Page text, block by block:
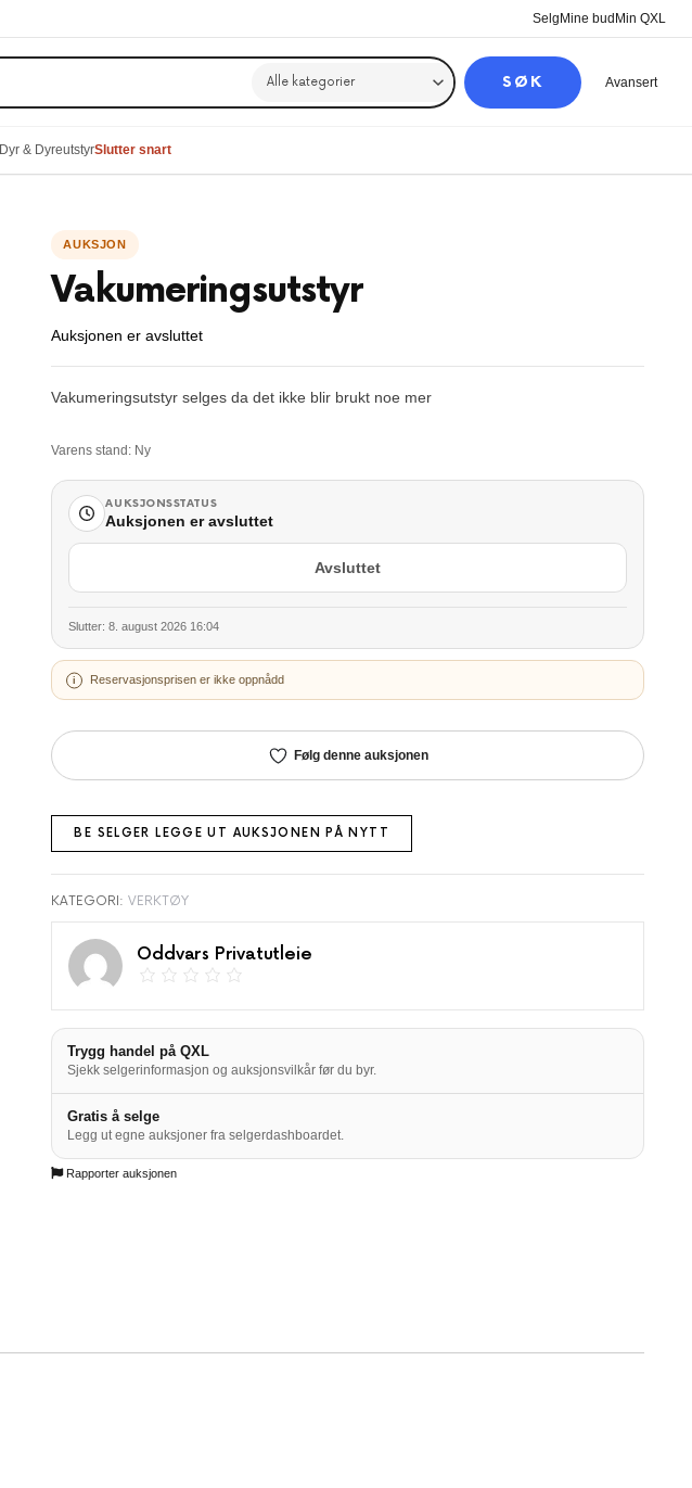
SelgMine budMin QXL
SØK Avansert
Dyr & DyreutstyrSlutter snart
Vakumeringsutstyr
Auksjonen er avsluttet
Vakumeringsutstyr selges da det ikke blir brukt noe mer
Varens stand: Ny
AUKSJONSSTATUS
Auksjonen er avsluttet
Avsluttet
Slutter: 8. august 2026 16:04
Reservasjonsprisen er ikke oppnådd
Følg denne auksjonen
BE SELGER LEGGE UT AUKSJONEN PÅ NYTT
KATEGORI:VERKTØY
Oddvars Privatutleie
Trygg handel på QXL
Sjekk selgerinformasjon og auksjonsvilkår før du byr.
Gratis å selge
Legg ut egne auksjoner fra selgerdashboardet.
Rapporter auksjonen